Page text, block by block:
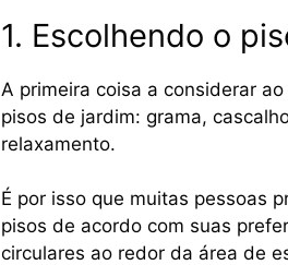
1. Escolhendo o
A primeira coisa a considerar
pisos de jardim: grama,
relaxamento.
É por isso que muitas pessoas
pisos de acordo com suas
circulares ao redor da área de